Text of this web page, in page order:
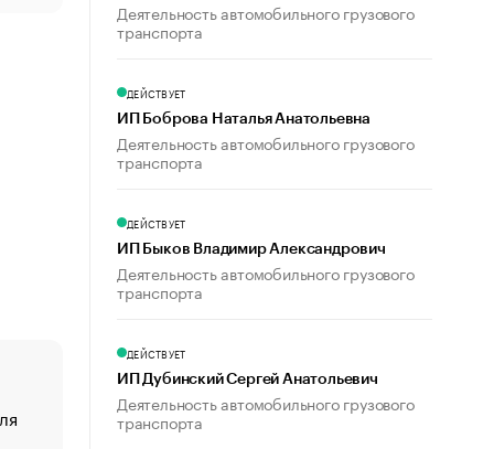
«От спорта тело стареет иначе». Как живет глава
создавшей GTA
Деятельность автомобильного грузового
транспорта
ДЕЙСТВУЕТ
ИП Боброва Наталья Анатольевна
Деятельность автомобильного грузового
транспорта
ДЕЙСТВУЕТ
ИП Быков Владимир Александрович
Деятельность автомобильного грузового
транспорта
ДЕЙСТВУЕТ
ИП Дубинский Сергей Анатольевич
Деятельность автомобильного грузового
транспорта